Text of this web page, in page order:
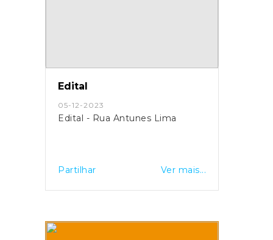
Edital
05-12-2023
Edital - Rua Antunes Lima
Partilhar Ver mais...